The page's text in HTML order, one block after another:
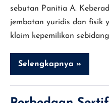
sebutan Panitia A.
jembatan yuridis dan fisik
klaim kepemilikan
Selengkapnya »
Mengenal
Panitia
A
Pertanahan